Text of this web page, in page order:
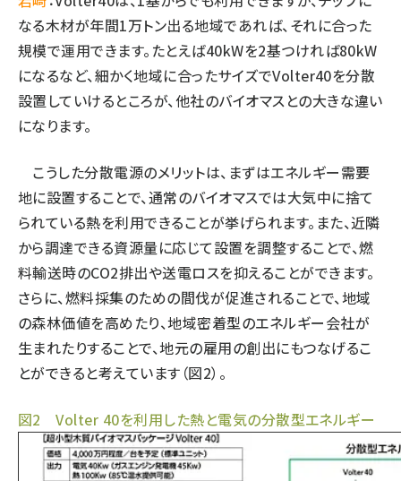
なる木材が年間1万トン出る地域であれば、それに合った
規模で運用できます。たとえば40kWを2基つければ80kW
になるなど、細かく地域に合ったサイズでVolter40を分散
設置していけるところが、他社のバイオマスとの大きな違い
になります。
こうした分散電源のメリットは、まずはエネルギー需要
地に設置することで、通常のバイオマスでは大気中に捨て
られている熱を利用できることが挙げられます。また、近隣
から調達できる資源量に応じて設置を調整することで、燃
料輸送時のCO2排出や送電ロスを抑えることができます。
さらに、燃料採集のための間伐が促進されることで、地域
の森林価値を高めたり、地域密着型のエネルギー会社が
生まれたりすることで、地元の雇用の創出にもつなげるこ
とができると考えています（図2）。
図2 Volter 40を利用した熱と電気の分散型エネルギー